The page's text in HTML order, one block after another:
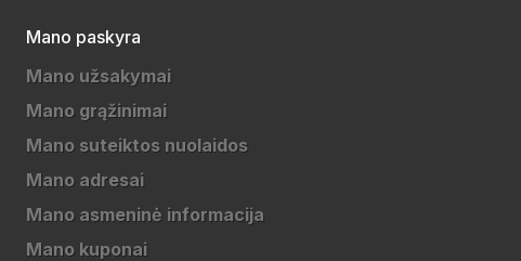
Mano paskyra
Mano užsakymai
Mano grąžinimai
Mano suteiktos nuolaidos
Mano adresai
Mano asmeninė informacija
Mano kuponai